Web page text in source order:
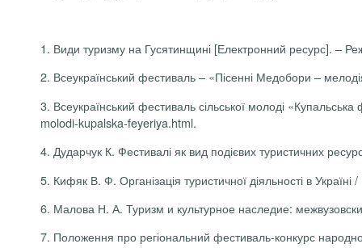
1. Види туризму на Гусятинщині [Електронний ресурс]. –
2. Всеукраїнський фестиваль – «Пісенні Медобори –
3. Всеукраїнський фестиваль сільської молоді
molodi-kupalska-feyeriya.html.
4. Дударчук К. Фестивалі як вид подієвих туристичних
5. Кифяк В. Ф. Організація туристичної діяльності в
6. Малова Н. А. Туризм и культурное наследие:
7. Положення про регіональний фестиваль-конкурс